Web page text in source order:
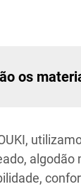
os
algodão